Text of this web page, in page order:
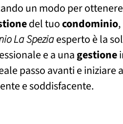
un modo per
del tuocondominio
La Speziaesperto è la
e a unagestione
passo avanti e iniziare
e soddisfacente.